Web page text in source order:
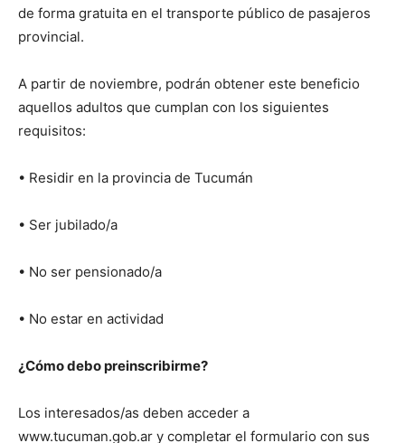
de forma gratuita en el transporte público de pasajeros
provincial.
A partir de noviembre, podrán obtener este beneficio
aquellos adultos que cumplan con los siguientes
requisitos:
• Residir en la provincia de Tucumán
• Ser jubilado/a
• No ser pensionado/a
• No estar en actividad
¿Cómo debo preinscribirme?
Los interesados/as deben acceder a
www.tucuman.gob.ar y completar el formulario con sus